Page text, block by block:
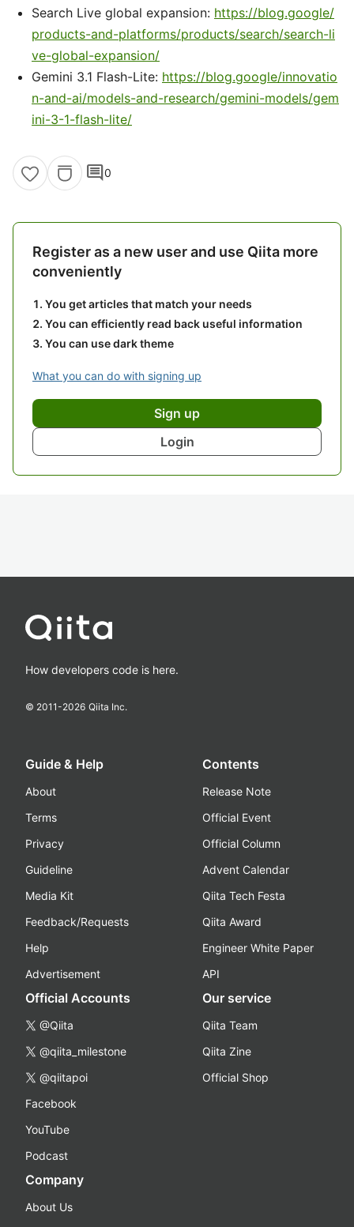
Search Live global expansion: https://blog.google/
products-and-platforms/products/search/search-li
ve-global-expansion/
Gemini 3.1 Flash-Lite: https://blog.google/innovatio
n-and-ai/models-and-research/gemini-models/gem
ini-3-1-flash-lite/
comment0
Register as a new user and use Qiita more
conveniently
You get articles that match your needs
You can efficiently read back useful information
You can use dark theme
What you can do with signing up
Sign up
Login
How developers code is here.
© 2011-2026 Qiita Inc.
Guide & Help
About
Terms
Privacy
Guideline
Media Kit
Feedback/Requests
Help
Advertisement
Contents
Release Note
Official Event
Official Column
Advent Calendar
Qiita Tech Festa
Qiita Award
Engineer White Paper
API
Official Accounts
@Qiita
@qiita_milestone
@qiitapoi
Facebook
YouTube
Podcast
Our service
Qiita Team
Qiita Zine
Official Shop
Company
About Us